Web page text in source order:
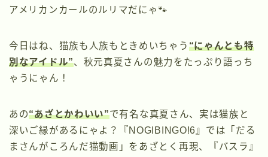
アメリカンカールのルリマだにゃ🐾
今日はね、猫族も人族もときめいちゃう “にゃんとも特
別なアイドル”、秋元真夏さんの魅力をたっぷり語っち
ゃうにゃん！
あの“あざとかわいい”で有名な真夏さん、実は猫族と
深いご縁があるにゃよ？『NOGIBINGO!6』では「だる
まさんがころんだ猫動画」をあざとく再現、『バスラ』